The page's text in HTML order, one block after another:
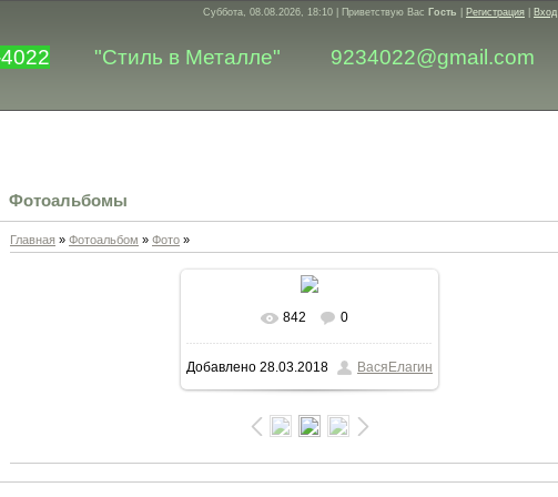
Суббота, 08.08.2026, 18:10 | Приветствую Вас Гость Регистрация Вход
9234022@gmail.com
"Стиль в Металле"
Фотоальбомы
Главная » Фотоальбом » Фото »
В реальном размере
/ 421.1Kb
842 0
Добавлено 28.03.2018 ВасяЕлагин